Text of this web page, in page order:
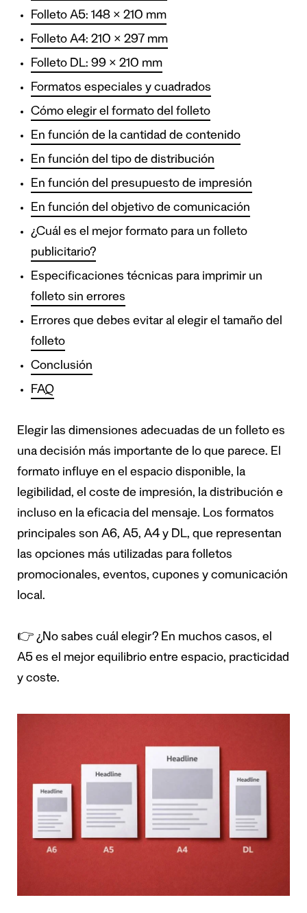
Folleto A5: 148 × 210 mm
Folleto A4: 210 × 297 mm
Folleto DL: 99 × 210 mm
Formatos especiales y cuadrados
Cómo elegir el formato del folleto
En función de la cantidad de contenido
En función del tipo de distribución
En función del presupuesto de impresión
En función del objetivo de comunicación
¿Cuál es el mejor formato para un folleto
publicitario?
Especificaciones técnicas para imprimir un
folleto sin errores
Errores que debes evitar al elegir el tamaño del
folleto
Conclusión
FAQ
Elegir las dimensiones adecuadas de un folleto es
una decisión más importante de lo que parece. El
formato influye en el espacio disponible, la
legibilidad, el coste de impresión, la distribución e
incluso en la eficacia del mensaje. Los formatos
principales son A6, A5, A4 y DL, que representan
las opciones más utilizadas para folletos
promocionales, eventos, cupones y comunicación
local.
👉 ¿No sabes cuál elegir? En muchos casos, el
A5 es el mejor equilibrio entre espacio, practicidad
y coste.